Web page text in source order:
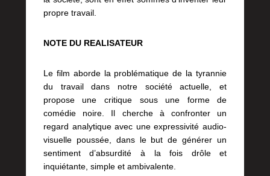
propre travail.
NOTE DU REALISATEUR
Le film aborde la problématique de la tyrannie
du travail dans notre société actuelle, et
propose une critique sous une forme de
comédie noire. Il cherche à confronter un
regard analytique avec une expressivité audio-
visuelle poussée, dans le but de générer un
sentiment d’absurdité à la fois drôle et
inquiétante, simple et ambivalente.